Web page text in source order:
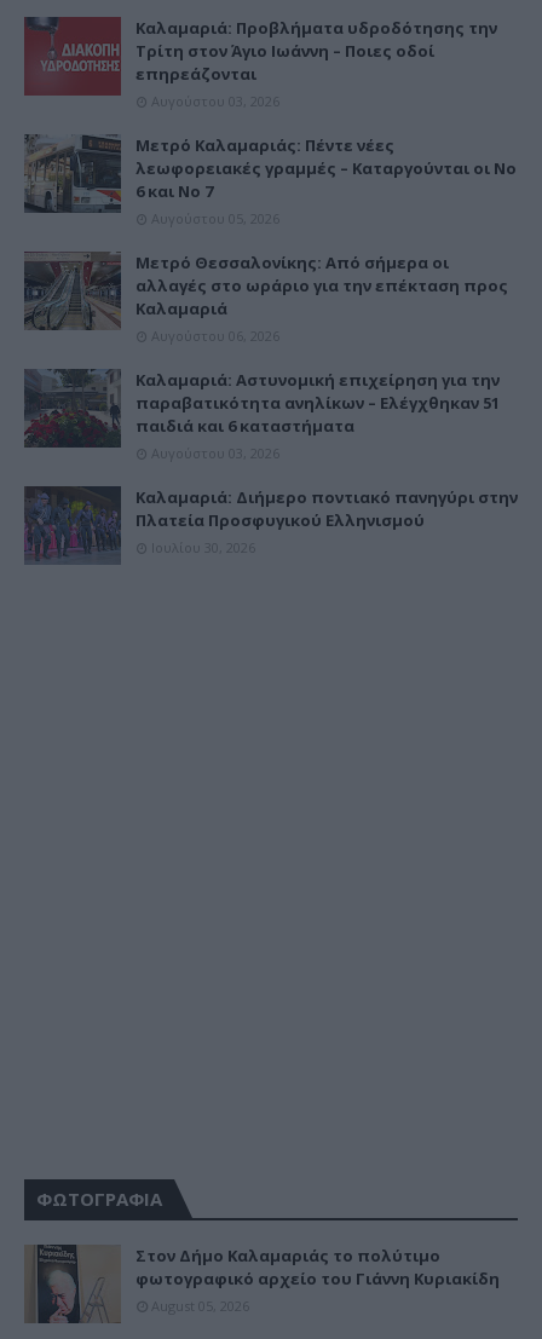
Καλαμαριά: Προβλήματα υδροδότησης την
Τρίτη στον Άγιο Ιωάννη – Ποιες οδοί
επηρεάζονται
Αυγούστου 03, 2026
Μετρό Καλαμαριάς: Πέντε νέες
λεωφορειακές γραμμές – Καταργούνται οι Νο
6 και Νο 7
Αυγούστου 05, 2026
Μετρό Θεσσαλονίκης: Από σήμερα οι
αλλαγές στο ωράριο για την επέκταση προς
Καλαμαριά
Αυγούστου 06, 2026
Καλαμαριά: Αστυνομική επιχείρηση για την
παραβατικότητα ανηλίκων – Ελέγχθηκαν 51
παιδιά και 6 καταστήματα
Αυγούστου 03, 2026
Καλαμαριά: Διήμερο ποντιακό πανηγύρι στην
Πλατεία Προσφυγικού Ελληνισμού
Ιουλίου 30, 2026
ΦΩΤΟΓΡΑΦΙΑ
Στον Δήμο Καλαμαριάς το πολύτιμο
φωτογραφικό αρχείο του Γιάννη Κυριακίδη
August 05, 2026